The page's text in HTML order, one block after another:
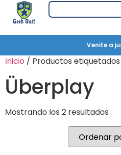
Venite a
Inicio / Productos etiquetados
Überplay
Mostrando los 2 resultados